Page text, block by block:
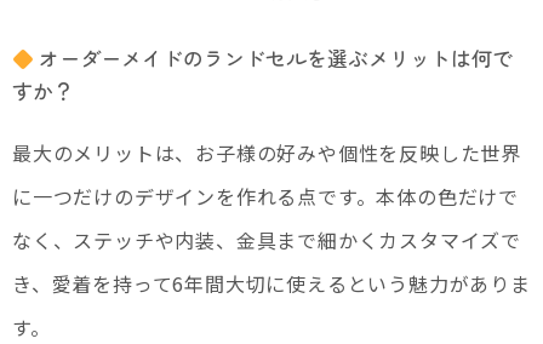
オーダーメイドのランドセルを選ぶメリットは何で
すか？
最大のメリットは、お子様の好みや個性を反映した世界
に一つだけのデザインを作れる点です。本体の色だけで
なく、ステッチや内装、金具まで細かくカスタマイズで
き、愛着を持って6年間大切に使えるという魅力がありま
す。